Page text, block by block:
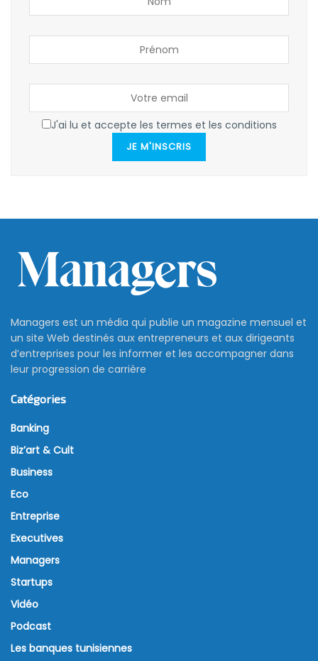
J'ai lu et accepte les termes et les conditions
JE M'INSCRIS
Managers est un média qui publie un magazine mensuel et
un site Web destinés aux entrepreneurs et aux dirigeants
d’entreprises pour les informer et les accompagner dans
leur progression de carrière
Catégories
Banking
Biz’art & Cult
Business
Eco
Entreprise
Executives
Managers
Startups
Vidéo
Podcast
Les banques tunisiennes